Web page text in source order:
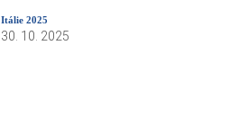
Itálie 2025
30. 10. 2025